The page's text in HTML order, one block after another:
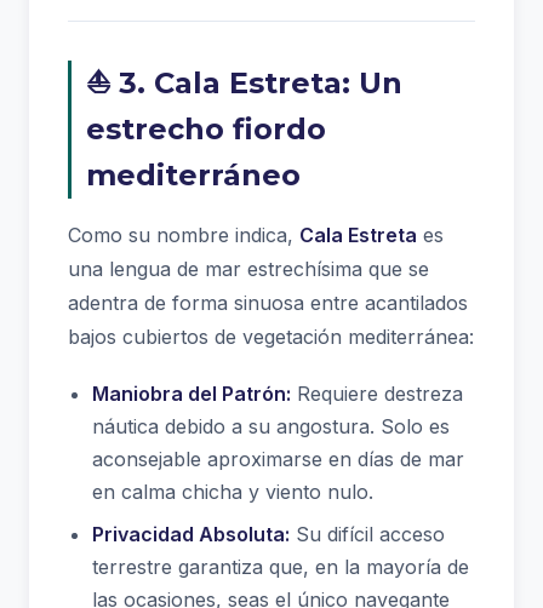
⛵ 3. Cala Estreta: Un
estrecho fiordo
mediterráneo
Como su nombre indica, Cala Estreta es
una lengua de mar estrechísima que se
adentra de forma sinuosa entre acantilados
bajos cubiertos de vegetación mediterránea:
Maniobra del Patrón: Requiere destreza
náutica debido a su angostura. Solo es
aconsejable aproximarse en días de mar
en calma chicha y viento nulo.
Privacidad Absoluta: Su difícil acceso
terrestre garantiza que, en la mayoría de
las ocasiones, seas el único navegante